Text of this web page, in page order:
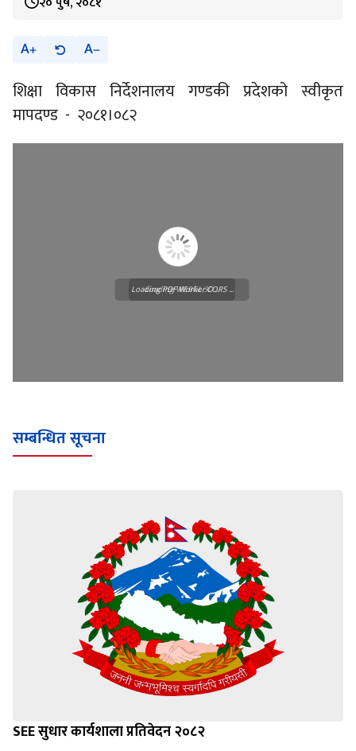
A A
शिक्षा विकास निर्देशनालय गण्डकी प्रदेशको स्वीकृत
मापदण्ड - २०८१।०८२
Loading WEBGL 3D ...
Loading PDF Worker CORS ...
सम्बन्धित सूचना
SEE सुधार कार्यशाला प्रतिवेदन २०८२